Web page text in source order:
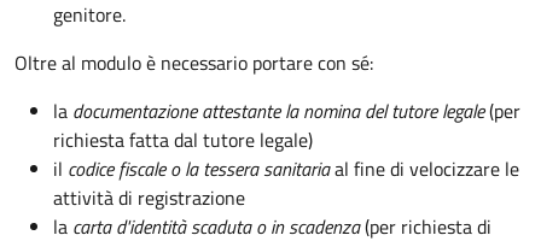
genitore.
Oltre al modulo è necessario portare con sé:
la documentazioneattestante la nomina del tutore legale(per
richiesta fatta dal tutore legale)
il codice fiscale o la tessera sanitariaal fine di velocizzare le
attività di registrazione
la carta d'identità scaduta o in scadenza(per richiesta di